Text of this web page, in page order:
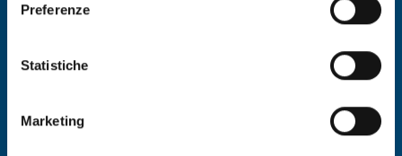
https://www.openinnovation.regione.lombardia.it/it/pr
Preferenze
Statistiche
Marketing